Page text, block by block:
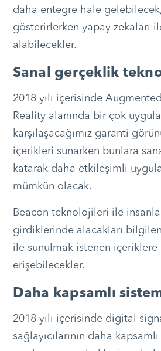
daha entegre hale
gösterirlerken yapay zekaları
alabilecekler.
Sanal gerçeklik
2018 yılı içerisinde
Reality alanında bir çok
karşılaşacağımız garanti
içerikleri sunarken bunlara
katarak daha etkileşimli
mümkün olacak.
Beacon teknolojileri ile
girdiklerinde alacakları
ile sunulmak istenen içeriklere
erişebilecekler.
Daha kapsamlı
2018 yılı içerisinde digital
sağlayıcılarının daha